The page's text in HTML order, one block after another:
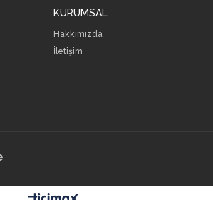
KURUMSAL
Hakkımızda
İletişim